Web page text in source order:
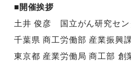
■開催挨拶
土井 俊彦 国立がん研究セン
千葉県 商工労働部 産業振興課
東京都 産業労働局 商工部 創